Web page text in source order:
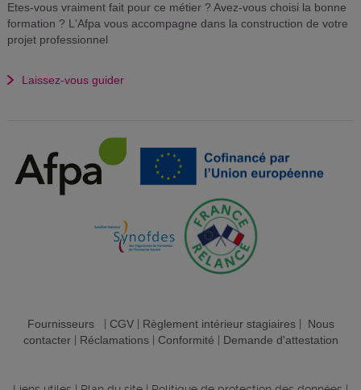
Etes-vous vraiment fait pour ce métier ? Avez-vous choisi la bonne
formation ? L'Afpa vous accompagne dans la construction de votre
projet professionnel
Laissez-vous guider
Fournisseurs| CGV| Règlement intérieur stagiaires| Nous
contacter| Réclamations| Conformité Demande d'attestation